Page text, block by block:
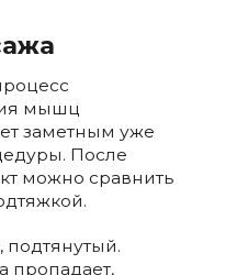
мышц
заметным уже
После
можно сравнить
подтянутый.
пропадает,